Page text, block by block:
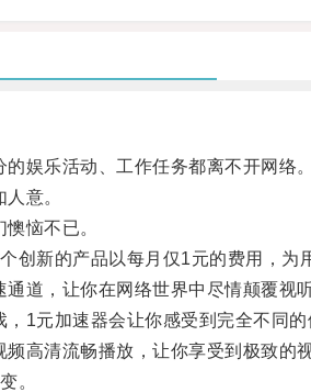
娱乐活动、工作任务都离不开网络。
意。
恼不已。
新的产品以每月仅1元的费用，为
，让你在网络世界中尽情颠覆视听
元加速器会让你感受到完全不同的
清流畅播放，让你享受到极致的
。